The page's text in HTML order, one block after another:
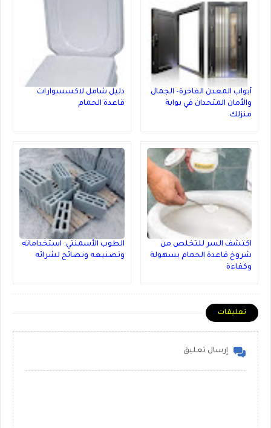
أبواب المعدن الفاخرة- الجمال
والأمان المتحدان في بوابة
منزلك
دليل شامل لاكسسوارات
قاعدة الحمام
اكتشف السر للتخلص من
شروخ قاعدة الحمام بسهولة
وكفاءة
الطوب الأسمنتي: استخداماته
وتصنيعه ونصائح لشرائه
تعليقات
إرسال تعليق